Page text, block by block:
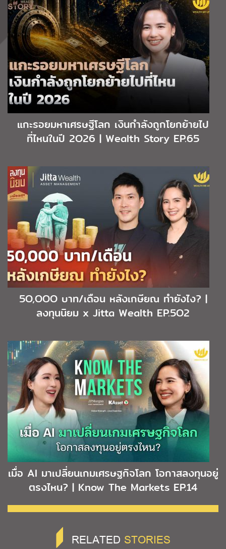
แกะรอยมหาเศรษฐีโลก เงินกำลังถูกโยกย้ายไป
ที่ไหนในปี 2O26 | Wealth Story EP.65
5O,OOO บาท/เดือน หลังเกษียณ ทำยังไง? |
ลงทุนนิยม x Jitta Wealth EP.5O2
เมื่อ AI มาเปลี่ยนเกมเศรษฐกิจโลก โอกาสลงทุนอยู่
ตรงไหน? | Know The Markets EP.14
RELATED STORIES